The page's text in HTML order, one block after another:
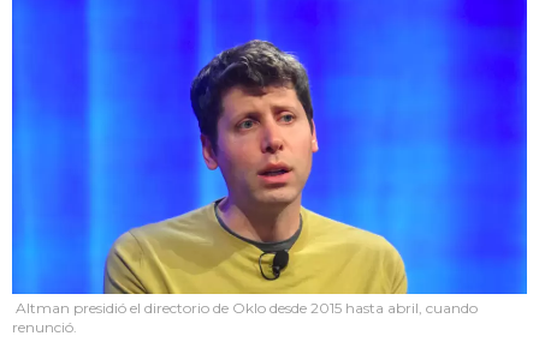
Altman presidió el directorio de Oklo desde 2015 hasta abril, cuando
renunció.